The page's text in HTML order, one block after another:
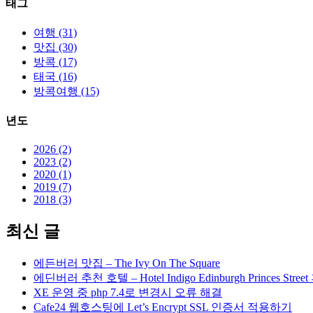
태그
여행 (31)
맛집 (30)
방콕 (17)
태국 (16)
방콕여행 (15)
년도
2026 (2)
2023 (2)
2020 (1)
2019 (7)
2018 (3)
최신 글
에든버러 맛집 – The Ivy On The Square
에딘버러 추천 호텔 – Hotel Indigo Edinburgh Princes Street
XE 운영 중 php 7.4로 변경시 오류 해결
Cafe24 웹호스팅에 Let’s Encrypt SSL 인증서 적용하기